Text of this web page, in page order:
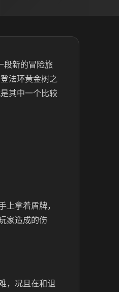
段新的冒险旅
法环黄金树之
其中一个比较
拿着盾牌，
家造成的伤
，况且在和诅